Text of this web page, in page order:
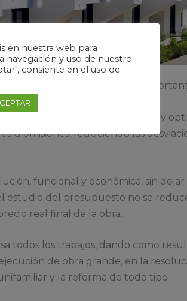
se reflejan en tres aspectos
el objetivo de abaratar costes y
u omisiones, reduciendo las
funcional y económica, sin dejar
estudio del presupuesto no se
real final de la obra.
todos los trabajos, dando como
de obra grande, en la
y la reforma de todo tipo
en nuestra web para
navegación y uso de nuestro
consiente en el uso de